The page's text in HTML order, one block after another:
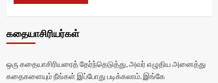
கதையாசிரியர்கள்
ஒரு கதையாசிரியரைத் தேர்ந்தெடுத்து, அவர் எழுதிய அனைத்து
கதைகளையும் நீங்கள் இப்போது படிக்கலாம். இங்கே